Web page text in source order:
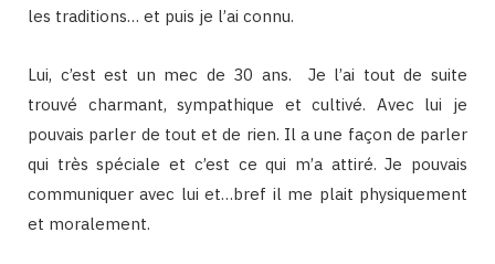
les traditions… et puis je l’ai connu.
Lui, c’est est un mec de 30 ans. Je l’ai tout de suite
trouvé charmant, sympathique et cultivé. Avec lui je
pouvais parler de tout et de rien. Il a une façon de parler
qui très spéciale et c’est ce qui m’a attiré. Je pouvais
communiquer avec lui et…bref il me plait physiquement
et moralement.